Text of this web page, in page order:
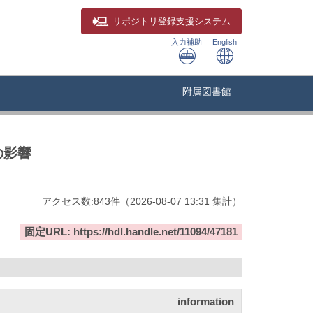
リポジトリ 登録支援システム
入力補助 English
附属図書館
影響
アクセス数:843件 （2026-08-07 13:31 集計）
固定URL: https://hdl.handle.net/11094/47181
information